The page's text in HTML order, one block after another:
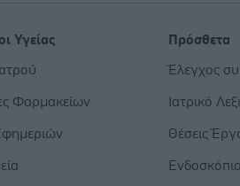
Υγείας
Φαρμακείων
Πρόσθετα
Έλεγχος
Ιατρικό
Θέσεις
Ενδοσκόπιο